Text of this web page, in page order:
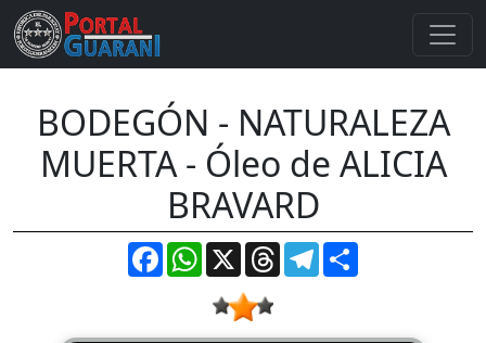
BODEGÓN - NATURALEZA
MUERTA - Óleo de ALICIA
BRAVARD
FacebookWhatsApp
X ThreadsTelegram